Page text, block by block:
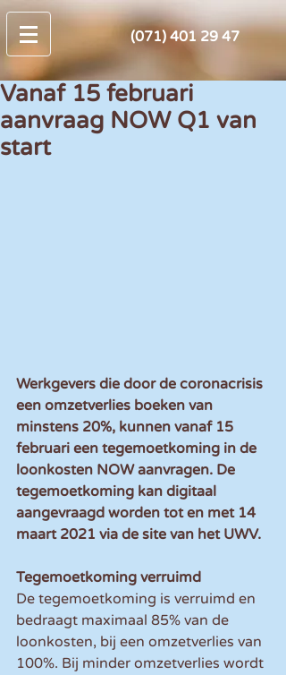
(071) 401 29 47
Vanaf 15 februari
aanvraag NOW Q1 van
start
Werkgevers die door de coronacrisis
een omzetverlies boeken van
minstens 20%, kunnen vanaf 15
februari een tegemoetkoming in de
loonkosten NOW aanvragen. De
tegemoetkoming kan digitaal
aangevraagd worden tot en met 14
maart 2021 via de site van het UWV.
Tegemoetkoming verruimd
De tegemoetkoming is verruimd en
bedraagt maximaal 85% van de
loonkosten, bij een omzetverlies van
100%. Bij minder omzetverlies wordt